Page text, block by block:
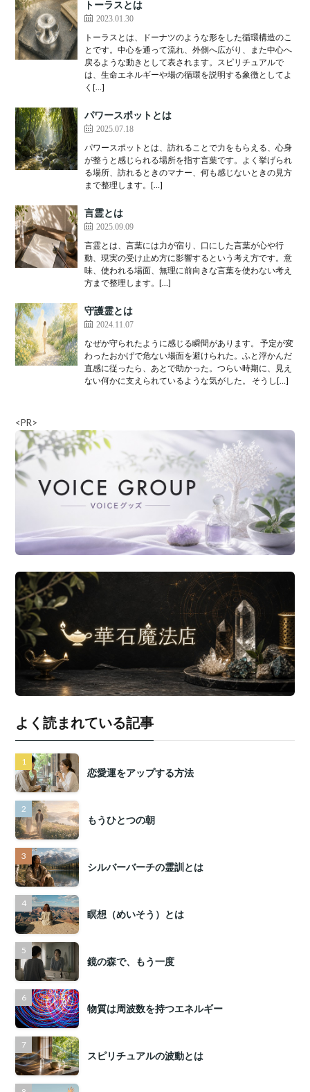
トーラスとは
2023.01.30
トーラスとは、ドーナツのような形をした循環構造のこ
とです。中心を通って流れ、外側へ広がり、また中心へ
戻るような動きとして表されます。スピリチュアルで
は、生命エネルギーや場の循環を説明する象徴としてよ
く[…]
パワースポットとは
2025.07.18
パワースポットとは、訪れることで力をもらえる、心身
が整うと感じられる場所を指す言葉です。よく挙げられ
る場所、訪れるときのマナー、何も感じないときの見方
まで整理します。[…]
言霊とは
2025.09.09
言霊とは、言葉には力が宿り、口にした言葉が心や行
動、現実の受け止め方に影響するという考え方です。意
味、使われる場面、無理に前向きな言葉を使わない考え
方まで整理します。[…]
守護霊とは
2024.11.07
なぜか守られたように感じる瞬間があります。 予定が変
わったおかげで危ない場面を避けられた。ふと浮かんだ
直感に従ったら、あとで助かった。つらい時期に、見え
ない何かに支えられているような気がした。 そうし[…]
<PR>
よく読まれている記事
恋愛運をアップする方法
もうひとつの朝
シルバーバーチの霊訓とは
瞑想（めいそう）とは
鏡の森で、もう一度
物質は周波数を持つエネルギー
スピリチュアルの波動とは